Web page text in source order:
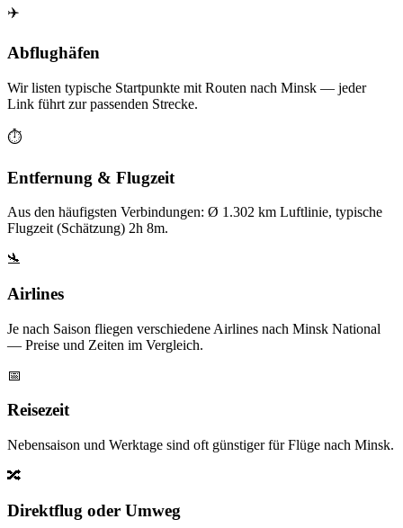
✈️
Abflughäfen
Wir listen typische Startpunkte mit Routen nach Minsk — jeder
Link führt zur passenden Strecke.
⏱️
Entfernung & Flugzeit
Aus den häufigsten Verbindungen: Ø 1.302 km Luftlinie, typische
Flugzeit (Schätzung) 2h 8m.
🛬
Airlines
Je nach Saison fliegen verschiedene Airlines nach Minsk National
— Preise und Zeiten im Vergleich.
📅
Reisezeit
Nebensaison und Werktage sind oft günstiger für Flüge nach Minsk.
🔀
Direktflug oder Umweg